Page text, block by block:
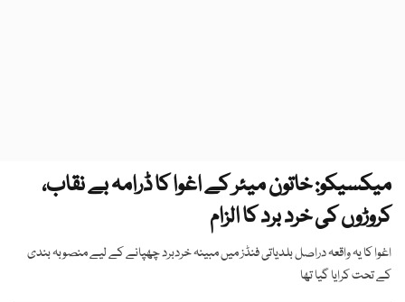
میکسیکو: خاتون میئر کے اغوا کا ڈرامہ بے نقاب،
کروڑوں کی خرد برد کا الزام
اغوا کا یہ واقعہ دراصل بلدیاتی فنڈز میں مبینہ خردبرد چھپانے کے لیے منصوبہ بندی
کے تحت کرایا گیا تھا